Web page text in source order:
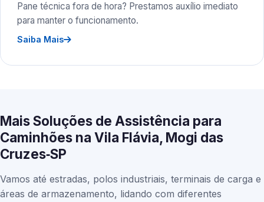
Pane técnica fora de hora? Prestamos auxílio imediato
para manter o funcionamento.
Saiba Mais
Mais Soluções de Assistência para
Caminhões na Vila Flávia, Mogi das
Cruzes‑SP
Vamos até estradas, polos industriais, terminais de carga e
áreas de armazenamento, lidando com diferentes